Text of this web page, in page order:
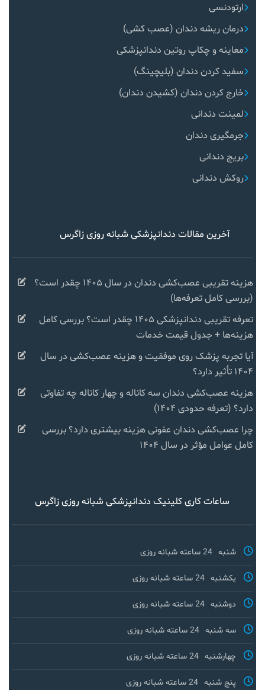
ارتودنسی
درمان ریشه دندان (عصب کشی)
معاینه و چکاپ روتین دندانپزشکی
سفید کردن دندان (بلیچینگ)
خارج کردن دندان (کشیدن دندان)
لمینت دندانی
جرمگیری دندان
بریج دندانی
روکش دندانی
آخرین مقالات دندانپزشکی شبانه روزی زاگرس
هزینه تقریبی عصب‌کشی دندان در سال ۱۴۰۵ چقدر است؟
(بررسی کامل تعرفه‌ها)
تعرفه تقریبی دندانپزشکی ۱۴۰۵ چقدر است؟ بررسی کامل
هزینه‌ها + جدول قیمت خدمات
آیا تجربه پزشک روی موفقیت و هزینه عصب‌کشی در سال
۱۴۰۴ تأثیر دارد؟
هزینه عصب‌کشی دندان سه کاناله و چهار کاناله چه تفاوتی
دارد؟ (تعرفه حدودی ۱۴۰۴)
چرا عصب‌کشی دندان عفونی هزینه بیشتری دارد؟ بررسی
کامل عوامل مؤثر در سال ۱۴۰۴
ساعات کاری کلینیک دندانپزشکی شبانه روزی زاگرس
شنبه 24 ساعته شبانه روزی
یکشنبه 24 ساعته شبانه روزی
دوشنبه 24 ساعته شبانه روزی
سه شنبه 24 ساعته شبانه روزی
چهارشنبه 24 ساعته شبانه روزی
پنج شنبه 24 ساعته شبانه روزی